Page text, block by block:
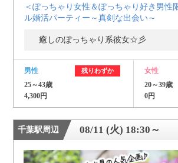
＜ぽっちゃり女性＆ぽっちゃり好き男性
ル婚活パーティー～真剣な出会い～
癒しのぽっちゃり系彼女☆彡
男性 残りわずか
25～43歳
4,300円
女性
20～39歳
0円
千葉駅周辺 08/11 (火) 18:30～